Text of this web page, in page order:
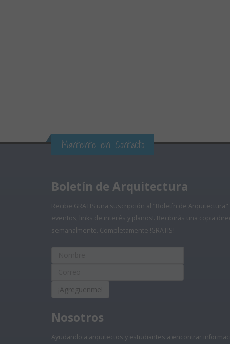
Mantente en Contacto
Boletín de Arquitectura
Recibe GRATIS una suscripción al "Boletín de
eventos, links de interés y planos!. Recibirás una copia
semanalmente. Completamente !GRATIS!
¡Agreguenme!
Nosotros
Ayudando a arquitectos y estudiantes a encontrar